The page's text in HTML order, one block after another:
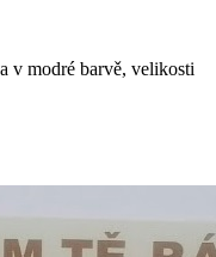
v modré barvě, velikosti